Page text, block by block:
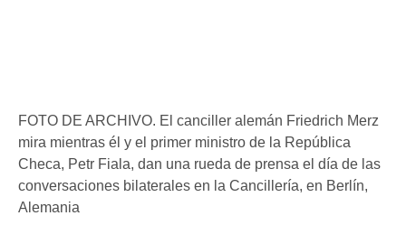
FOTO DE ARCHIVO. El canciller alemán Friedrich Merz
mira mientras él y el primer ministro de la República
Checa, Petr Fiala, dan una rueda de prensa el día de las
conversaciones bilaterales en la Cancillería, en Berlín,
Alemania